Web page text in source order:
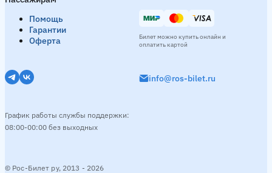
Помощь
Гарантии
Оферта
© Рос-Билет ру, 2013 - 2026
info@ros-bilet.ru
График работы службы поддержки:
08:00-00:00 без выходных
Билет можно купить онлайн и
оплатить картой